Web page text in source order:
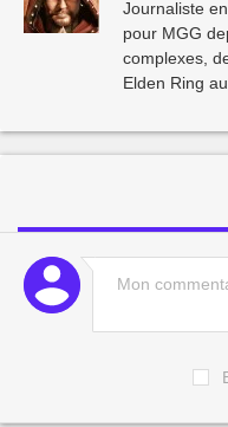
Journaliste
pour MGG
complexes,
Elden Ring